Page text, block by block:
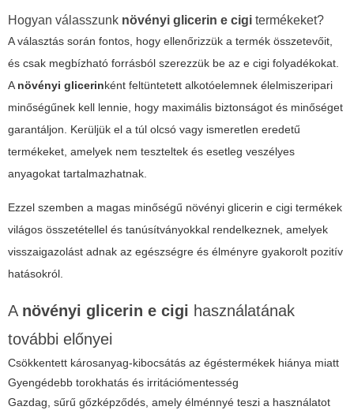
Hogyan válasszunk növényi glicerin e cigi termékeket?
A választás során fontos, hogy ellenőrizzük a termék összetevőit,
és csak megbízható forrásból szerezzük be az e cigi folyadékokat.
A növényi glicerinként feltüntetett alkotóelemnek élelmiszeripari
minőségűnek kell lennie, hogy maximális biztonságot és minőséget
garantáljon. Kerüljük el a túl olcsó vagy ismeretlen eredetű
termékeket, amelyek nem teszteltek és esetleg veszélyes
anyagokat tartalmazhatnak.
Ezzel szemben a magas minőségű növényi glicerin e cigi termékek
világos összetétellel és tanúsítványokkal rendelkeznek, amelyek
visszaigazolást adnak az egészségre és élményre gyakorolt pozitív
hatásokról.
A növényi glicerin e cigi használatának
további előnyei
Csökkentett károsanyag-kibocsátás az égéstermékek hiánya miatt
Gyengédebb torokhatás és irritációmentesség
Gazdag, sűrű gőzképződés, amely élménnyé teszi a használatot